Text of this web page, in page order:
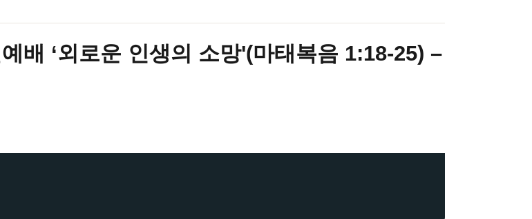
배 ‘외로운 인생의 소망'(마태복음 1:18-25) –